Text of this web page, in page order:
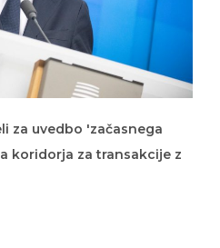
koridorja za transakcije z